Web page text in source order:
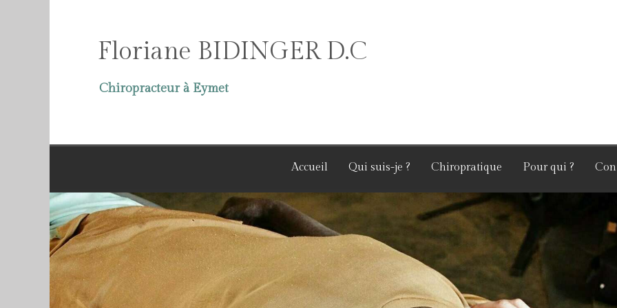
Floriane BIDINGER D.C
Chiropracteur à Eymet
Accueil Qui suis-je ? Chiropratique Pour qui ?